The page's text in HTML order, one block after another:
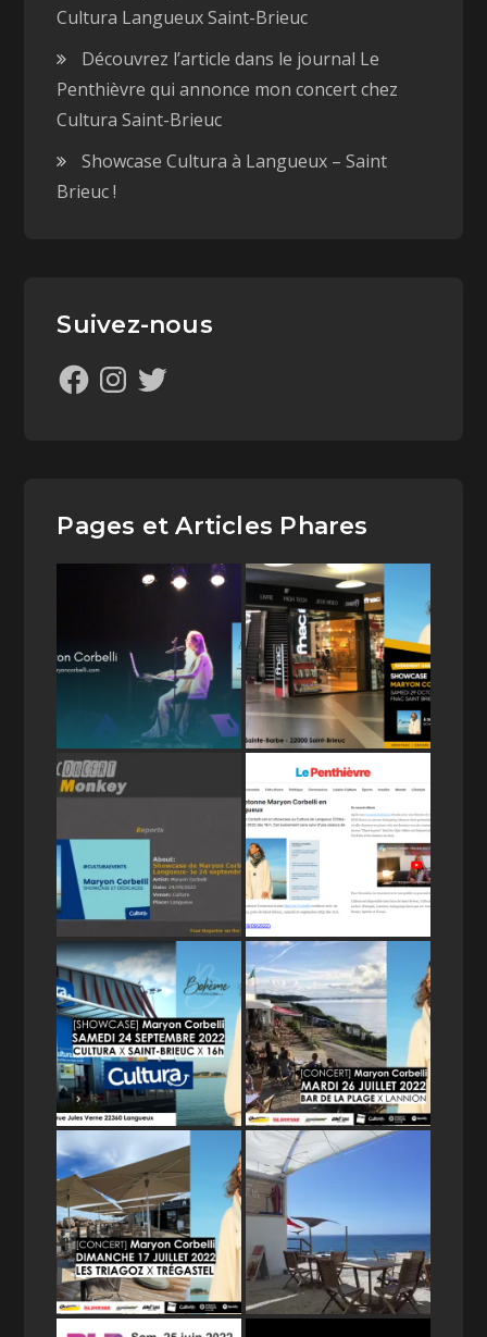
Cultura Langueux Saint-Brieuc
Découvrez l’article dans le journal Le
Penthièvre qui annonce mon concert chez
Cultura Saint-Brieuc
Showcase Cultura à Langueux – Saint
Brieuc !
Suivez-nous
Pages et Articles Phares